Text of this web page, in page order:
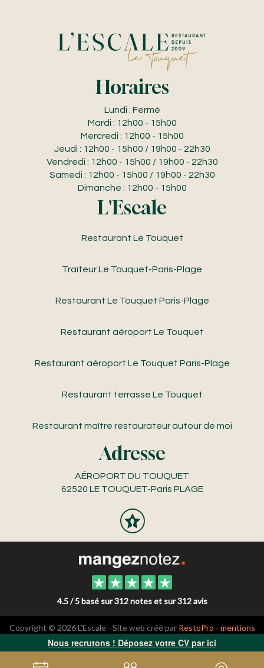
Horaires
Lundi : Fermé
Mardi : 12h00 - 15h00
Mercredi : 12h00 - 15h00
Jeudi : 12h00 - 15h00 / 19h00 - 22h30
Vendredi : 12h00 - 15h00 / 19h00 - 22h30
Samedi : 12h00 - 15h00 / 19h00 - 22h30
Dimanche : 12h00 - 15h00
L'Escale
Restaurant Le Touquet
Traiteur Le Touquet-Paris-Plage
Restaurant Le Touquet Paris-Plage
Restaurant aéroport Le Touquet
Restaurant aéroport Le Touquet Paris-Plage
Restaurant terrasse Le Touquet
Restaurant maître restaurateur autour de moi
Adresse
AÉROPORT DU TOUQUET
62520 LE TOUQUET-Paris PLAGE
4.5 / 5 basé sur 312 notes et sur 312 avis
Copyright © 2026 L'Escale - Site web créé par RestoPro - mentions
légales- Formulaire Traiteur
Nous recrutons ! Déposez votre CV par ici